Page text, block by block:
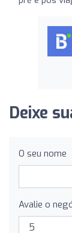
Deixe
O seu nome
Avalie o